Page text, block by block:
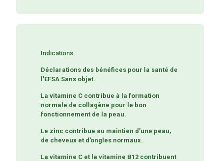
Indications
Déclarations des bénéfices pour la santé de
l’EFSA Sans objet.
La vitamine C contribue à la formation
normale de collagène pour le bon
fonctionnement de la peau.
Le zinc contribue au maintien d'une peau,
de cheveux et d'ongles normaux.
La vitamine C et la vitamine B12 contribuent